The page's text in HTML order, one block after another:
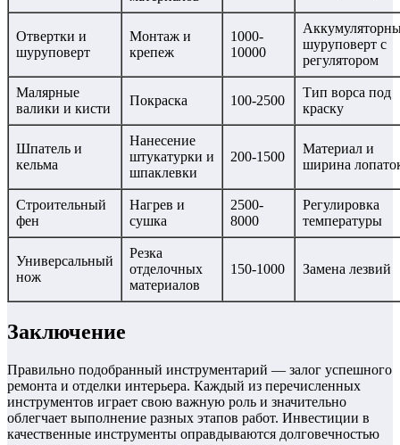
Отвертки и
шуруповерт
Монтаж и
крепеж
1000-
10000
шуруповерт с
регулятором
Малярные
валики и кисти
Покраска 100-2500
Тип ворса под
краску
Шпатель и
кельма
Нанесение
штукатурки и
шпаклевки
200-1500
Материал и
ширина
Строительный
фен
Нагрев и
сушка
2500-
8000
Регулировка
температуры
Универсальный
нож
Резка
отделочных
материалов
150-1000 Замена лезвий
Заключение
Правильно подобранный инструментарий — залог успешного
ремонта и отделки интерьера. Каждый из перечисленных
инструментов играет свою важную роль и значительно
облегчает выполнение разных этапов работ. Инвестиции в
качественные инструменты оправдываются долговечностью